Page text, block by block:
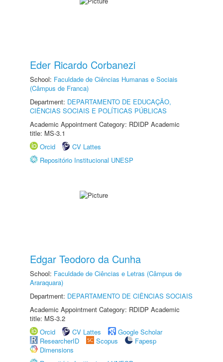
Eder Ricardo Corbanezi
School: Faculdade de Ciências Humanas e Sociais
(Câmpus de Franca)
Department: DEPARTAMENTO DE EDUCAÇÃO,
CIÊNCIAS SOCIAIS E POLÍTICAS PÚBLICAS
Academic Appointment Category: RDIDP Academic
title: MS-3.1
Orcid
CV Lattes
Repositório Institucional UNESP
Edgar Teodoro da Cunha
School: Faculdade de Ciências e Letras (Câmpus de
Araraquara)
Department: DEPARTAMENTO DE CIÊNCIAS SOCIAIS
Academic Appointment Category: RDIDP Academic
title: MS-3.2
Orcid
CV Lattes
Google Scholar
ResearcherID
Scopus
Fapesp
Dimensions